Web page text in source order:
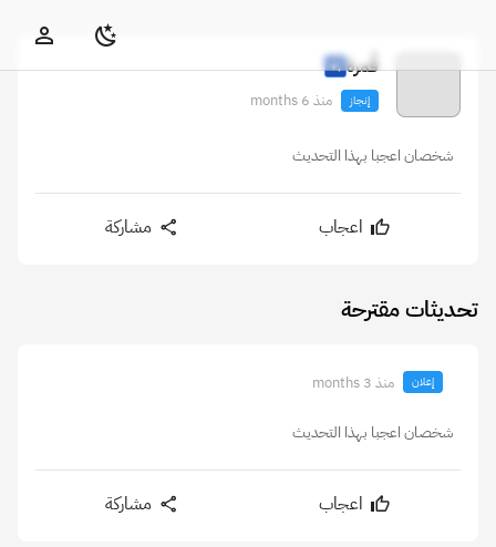
قُمرة
إنجاز منذ 6 months
شخصان اعجبا بهذا التحديث
اعجاب مشاركة
تحديثات مقترحة
إعلان منذ 3 months
شخصان اعجبا بهذا التحديث
اعجاب مشاركة